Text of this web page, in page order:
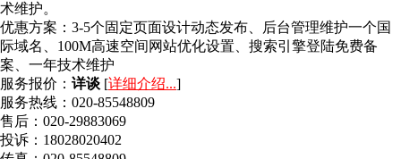
术维护。
优惠方案： 3-5个固定页面设计动态发布、后台管理维护一个国
际域名、100M高速空间网站优化设置、搜索引擎登陆免费备
案、一年技术维护
服务报价： 详谈 [详细介绍...]
服务热线：020-85548809
售后：020-29883069
投诉：18028020402